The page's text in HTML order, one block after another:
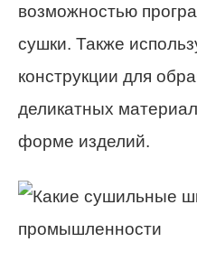
возможностью
сушки. Также
конструкции для
деликатных
форме изделий.